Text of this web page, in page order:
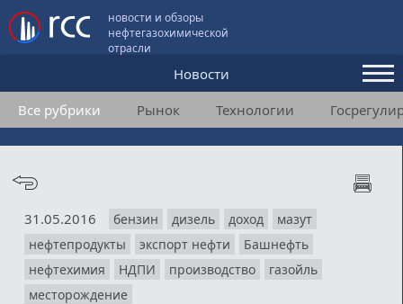
новости и обзоры
нефтегазохимической
отрасли
Новости
Аналитика и мнения
Конференции
Подписка
Пользовательское соглашение
Все рубрики Рынок Технологии
31.05.2016 бензин дизель доход
мазут
нефтепродукты
экспорт нефти
Башнефть
нефтехимия
НДПИ производство
газойль
месторождение